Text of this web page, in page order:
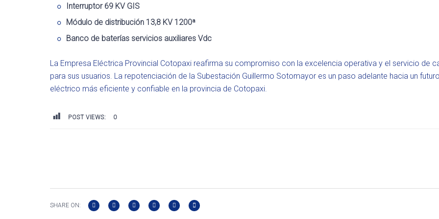
Interruptor 69 KV GIS
Módulo de distribución 13,8 KV 1200ª
Banco de baterías servicios auxiliares Vdc
La Empresa Eléctrica Provincial Cotopaxi reafirma su compromiso con la excelencia operativa y el servicio de
para sus usuarios. La repotenciación de la Subestación Guillermo Sotomayor es un paso adelante hacia un futuro
eléctrico más eficiente y confiable en la provincia de Cotopaxi.
POST VIEWS: 0
SHARE ON: